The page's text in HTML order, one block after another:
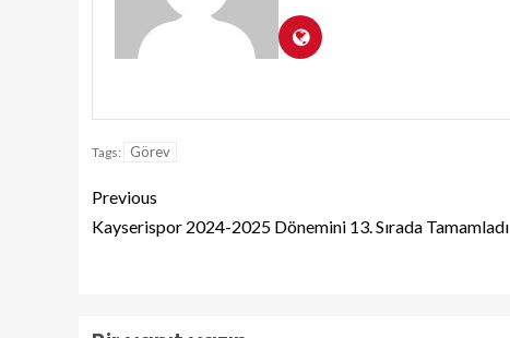
Tags: Görev
Previous
Kayserispor 2024-2025 Dönemini 13. Sırada Tamamladı